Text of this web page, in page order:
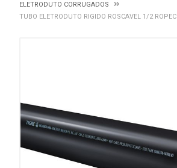
ELETRODUTO CORRUGADOS
TUBO ELETRODUTO RIGIDO ROSCAVEL 1/2 ROPEC